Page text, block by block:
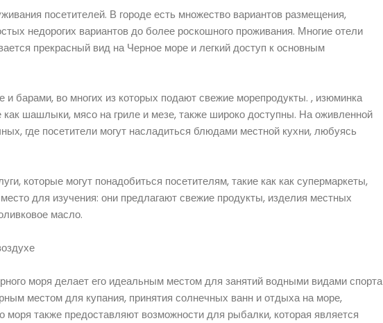
посетителей. В городе есть множество вариантов размещения,
недорогих вариантов до более роскошного проживания. Многие отели
прекрасный вид на Черное море и легкий доступ к основным
барами, во многих из которых подают свежие морепродукты. , изюминка
как шашлыки, мясо на гриле и мезе, также широко доступны. На оживленной
где посетители могут насладиться блюдами местной кухни, любуясь
которые могут понадобиться посетителям, такие как как супермаркеты,
для изучения: они предлагают свежие продукты, изделия местных
масло.
моря делает его идеальным местом для занятий водными видами спорта
местом для купания, принятия солнечных ванн и отдыха на море,
также предоставляют возможности для рыбалки, которая является